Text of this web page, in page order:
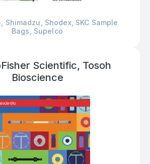
Shimadzu, Shodex, SKC Sample
Bags, Supelco
Scientific, Tosoh
Bioscience